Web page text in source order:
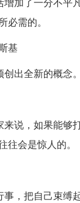
必需的。
基
出全新的概念。
来说，如果能够
往会是惊人的。
事，把自己束缚